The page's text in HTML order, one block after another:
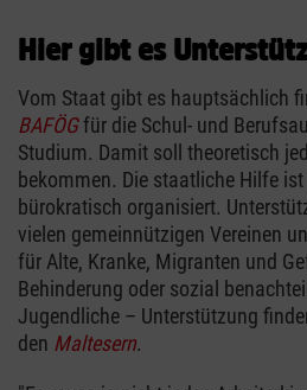
Hier gibt es
Vom Staat gibt es hauptsächlich
BAFÖGfür die Schul- und
Studium. Damit soll theoretisch
bekommen. Die staatliche Hilfe
bürokratisch organisiert.
vielen gemeinnützigen Vereinen
für Alte, Kranke, Migranten und
Behinderung oder sozial
Jugendliche – Unterstützung
den Maltesern.